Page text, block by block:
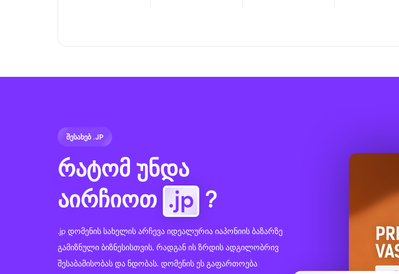
ᲨᲔᲡᲐᲮᲔᲑ .JP
რატომ უნდა
აირჩიოთ .jp ?
.jp დომენის სახელის არჩევა იდეალურია იაპონიის ბაზარზე
გამიზნული ბიზნესისთვის, რადგან ის ზრდის ადგილობრივ
შესაბამისობას და ნდობას. დომენის ეს გაფართოება